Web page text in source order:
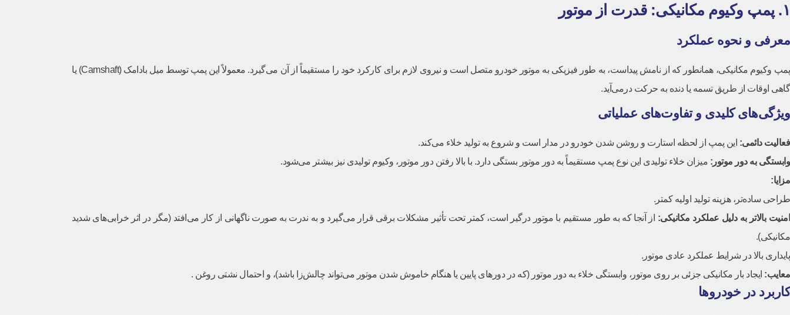
۱. پمپ وکیوم مکانیکی: قدرت از موتور
معرفی و نحوه عملکرد
پمپ وکیوم مکانیکی، همانطور که از نامش پیداست، به طور فیزیکی به موتور خودرو متصل است و نیروی لازم برای کارکرد خود را مستقیماً از آن می‌گیرد. معمولاً این پمپ توسط میل بادامک (Camshaft) یا
گاهی اوقات از طریق تسمه یا دنده به حرکت درمی‌آید.
ویژگی‌های کلیدی و تفاوت‌های عملیاتی
فعالیت دائمی: این پمپ از لحظه استارت و روشن شدن خودرو در مدار است و شروع به تولید خلاء می‌کند.
وابستگی به دور موتور: میزان خلاء تولیدی این نوع پمپ مستقیماً به دور موتور بستگی دارد. با بالا رفتن دور موتور، وکیوم تولیدی نیز بیشتر می‌شود.
مزایا:
طراحی ساده‌تر، هزینه تولید اولیه کمتر.
امنیت بالاتر به دلیل عملکرد مکانیکی: از آنجا که به طور مستقیم با موتور درگیر است، کمتر تحت تأثیر مشکلات برقی قرار می‌گیرد و به ندرت به صورت ناگهانی از کار می‌افتد (مگر در اثر خرابی‌های شدید
مکانیکی).
پایداری بالا در شرایط عملکرد عادی موتور.
معایب: ایجاد بار مکانیکی جزئی بر روی موتور، وابستگی خلاء به دور موتور (که در دورهای پایین یا هنگام خاموش شدن موتور می‌تواند چالش‌زا باشد)، و احتمال نشتی روغن .
کاربرد در خودروها